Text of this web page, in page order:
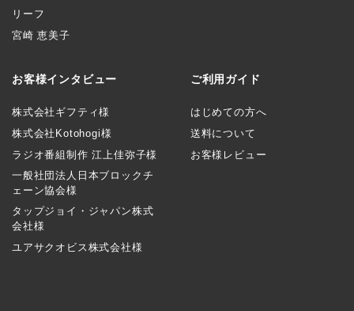
リーフ
宮崎 恵美子
お客様インタビュー
株式会社ギフティ様
株式会社Kotohogi様
ラジオ番組制作 江上佳弥子様
一般社団法人日本ブロックチ
ェーン協会様
タップジョイ・ジャパン株式
会社様
ユアサクオビス株式会社様
ご利用ガイド
はじめての方へ
送料について
お客様レビュー